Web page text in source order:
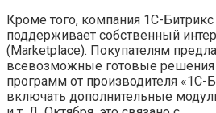
Кроме того, компания 1С-Битрикс
поддерживает собственный
(Marketplace). Покупателям
всевозможные готовые решения
программ от производителя «1С-
включать дополнительные